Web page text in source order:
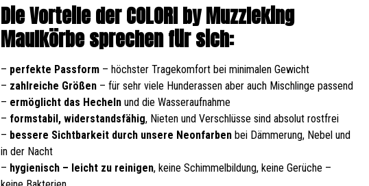
Die Vorteile der COLORI by Muzzleking
Maulkörbe sprechen für sich:
– perfekte Passform – höchster Tragekomfort bei minimalen Gewicht
– zahlreiche Größen – für sehr viele Hunderassen aber auch Mischlinge passend
– ermöglicht das Hecheln und die Wasseraufnahme
– formstabil, widerstandsfähig, Nieten und Verschlüsse sind absolut rostfrei
– bessere Sichtbarkeit durch unsere Neonfarben bei Dämmerung, Nebel und
in der Nacht
– hygienisch – leicht zu reinigen, keine Schimmelbildung, keine Gerüche –